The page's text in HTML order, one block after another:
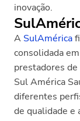
inovação.
A SulAmérica
consolidada
prestadores
Sul América
diferentes
de qualidade e